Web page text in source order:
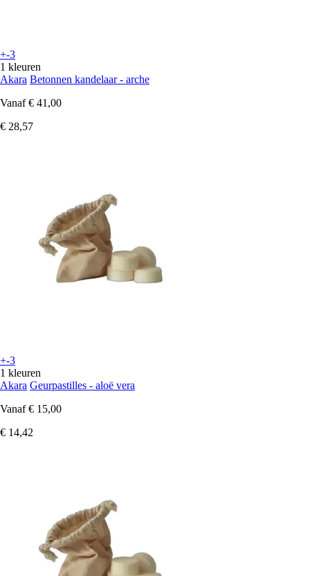
+-3
1 kleuren
Akara Betonnen kandelaar - arche
Vanaf € 41,00
€ 28,57
+-3
1 kleuren
Akara Geurpastilles - aloë vera
Vanaf € 15,00
€ 14,42